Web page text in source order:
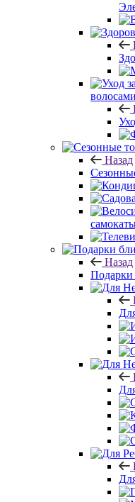
Назад
Назад
Подарки